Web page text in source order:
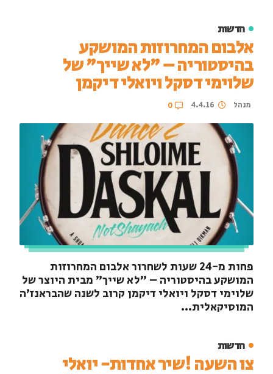
חדשות
אלבום המחרוזות המושקע
בהיסטוריה – "לא שייך" של
שלוימי דסקל ויואלי דיקמן
מנהל 4.4.16
0
פחות מ-24 שעות לשחרור אלבום המחרוזות
המושקע בהיסטוריה – "לא שייך" מבית היוצר של
שלוימי דסקל ויואלי דיקמן קרוב לשנה שהבראנז'ה
המוסיקאלית...
חדשות
צו השעה !שיר אחדות- יואלי